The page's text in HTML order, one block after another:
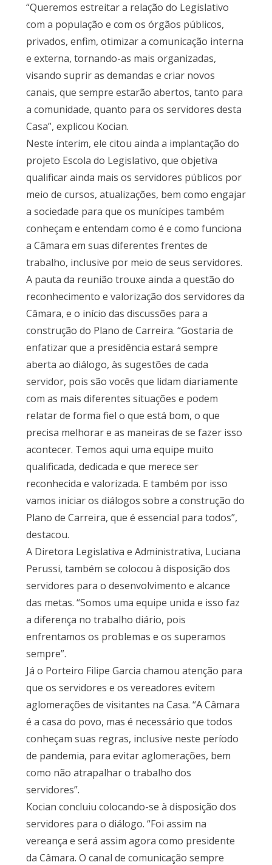
“Queremos estreitar a relação do Legislativo
com a população e com os órgãos públicos,
privados, enfim, otimizar a comunicação interna
e externa, tornando-as mais organizadas,
visando suprir as demandas e criar novos
canais, que sempre estarão abertos, tanto para
a comunidade, quanto para os servidores desta
Casa”, explicou Kocian.
Neste ínterim, ele citou ainda a implantação do
projeto Escola do Legislativo, que objetiva
qualificar ainda mais os servidores públicos por
meio de cursos, atualizações, bem como engajar
a sociedade para que os munícipes também
conheçam e entendam como é e como funciona
a Câmara em suas diferentes frentes de
trabalho, inclusive por meio de seus servidores.
A pauta da reunião trouxe ainda a questão do
reconhecimento e valorização dos servidores da
Câmara, e o início das discussões para a
construção do Plano de Carreira. “Gostaria de
enfatizar que a presidência estará sempre
aberta ao diálogo, às sugestões de cada
servidor, pois são vocês que lidam diariamente
com as mais diferentes situações e podem
relatar de forma fiel o que está bom, o que
precisa melhorar e as maneiras de se fazer isso
acontecer. Temos aqui uma equipe muito
qualificada, dedicada e que merece ser
reconhecida e valorizada. E também por isso
vamos iniciar os diálogos sobre a construção do
Plano de Carreira, que é essencial para todos”,
destacou.
A Diretora Legislativa e Administrativa, Luciana
Perussi, também se colocou à disposição dos
servidores para o desenvolvimento e alcance
das metas. “Somos uma equipe unida e isso faz
a diferença no trabalho diário, pois
enfrentamos os problemas e os superamos
sempre”.
Já o Porteiro Filipe Garcia chamou atenção para
que os servidores e os vereadores evitem
aglomerações de visitantes na Casa. “A Câmara
é a casa do povo, mas é necessário que todos
conheçam suas regras, inclusive neste período
de pandemia, para evitar aglomerações, bem
como não atrapalhar o trabalho dos
servidores”.
Kocian concluiu colocando-se à disposição dos
servidores para o diálogo. “Foi assim na
vereança e será assim agora como presidente
da Câmara. O canal de comunicação sempre